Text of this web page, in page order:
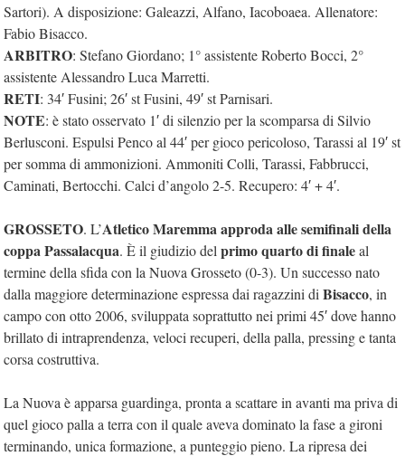
Sartori). A disposizione: Galeazzi, Alfano, Iacoboaea. Allenatore:
Fabio Bisacco.
ARBITRO: Stefano Giordano; 1° assistente Roberto Bocci, 2°
assistente Alessandro Luca Marretti.
RETI: 34′ Fusini; 26′ st Fusini, 49′ st Parnisari.
NOTE: è stato osservato 1′ di silenzio per la scomparsa di Silvio
Berlusconi. Espulsi Penco al 44′ per gioco pericoloso, Tarassi al 19′ st
per somma di ammonizioni. Ammoniti Colli, Tarassi, Fabbrucci,
Caminati, Bertocchi. Calci d’angolo 2-5. Recupero: 4′ + 4′.
GROSSETO. L’Atletico Maremma approda alle semifinali della
coppa Passalacqua. È il giudizio del primo quarto di finaleal
termine della sfida con la Nuova Grosseto (0-3). Un successo nato
dalla maggiore determinazione espressa dai ragazzini di Bisacco, in
campo con otto 2006, sviluppata soprattutto nei primi 45′ dove hanno
brillato di intraprendenza, veloci recuperi, della palla, pressing e tanta
corsa costruttiva.
La Nuova è apparsa guardinga, pronta a scattare in avanti ma priva di
quel gioco palla a terra con il quale aveva dominato la fase a gironi
terminando, unica formazione, a punteggio pieno. La ripresa dei